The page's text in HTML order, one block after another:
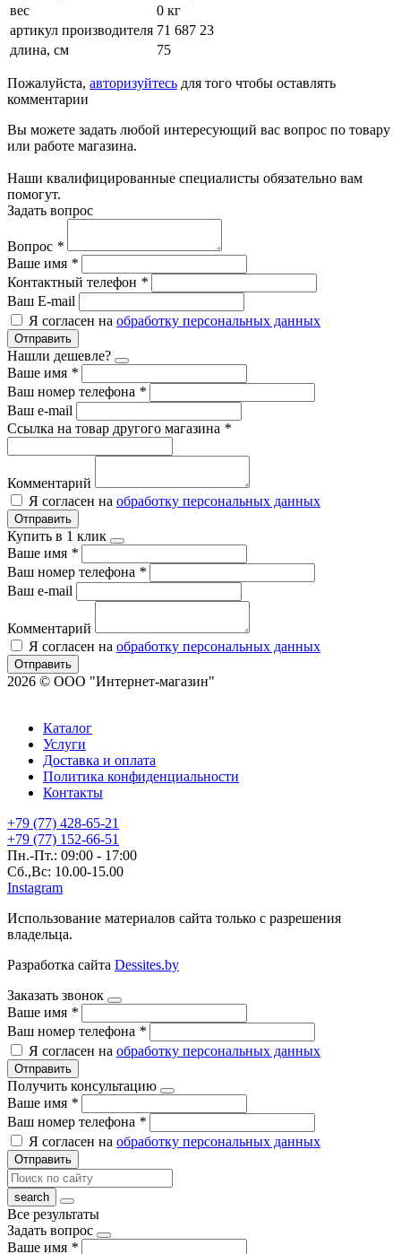
вес
0 кг
артикул производителя 71 687 23
длина, см
75
Пожалуйста, авторизуйтесь для того чтобы оставлять
комментарии
Вы можете задать любой интересующий вас вопрос по товару
или работе магазина.
Наши квалифицированные специалисты обязательно вам
помогут.
Задать вопрос
Вопрос *
Ваше имя *
Контактный телефон *
Ваш E-mail
Я согласен на обработку персональных данных
Отправить
Нашли дешевле?
Ваше имя *
Ваш номер телефона *
Ваш e-mail
Ссылка на товар другого магазина *
Комментарий
Я согласен на обработку персональных данных
Отправить
Купить в 1 клик
Ваше имя *
Ваш номер телефона *
Ваш e-mail
Комментарий
Я согласен на обработку персональных данных
Отправить
2026 © ООО "Интернет-магазин"
Каталог
Услуги
Доставка и оплата
Политика конфиденциальности
Контакты
+79 (77) 428-65-21
+79 (77) 152-66-51
Пн.-Пт.: 09:00 - 17:00
Сб.,Вс: 10.00-15.00
Instagram
Использование материалов сайта только с разрешения
владельца.
Разработка сайта Dessites.by
Заказать звонок
Ваше имя *
Ваш номер телефона *
Я согласен на обработку персональных данных
Отправить
Получить консультацию
Ваше имя *
Ваш номер телефона *
Я согласен на обработку персональных данных
Отправить
Все результаты
Задать вопрос
Ваше имя *